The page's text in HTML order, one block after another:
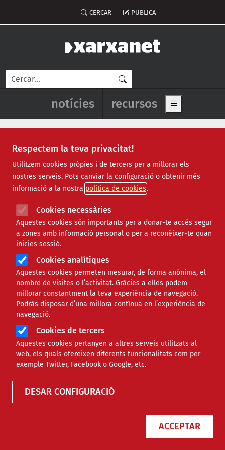
Respectem la teva privacitat!
Utilitzem cookies pròpies i de tercers per a millorar els
nostres serveis. Pots canviar la configuració o obtenir més
informació a la nostra política de cookies
Cookies necessàries
Aquestes cookies són importants per a donar-te accés segur
a zones amb informació personal o per a reconèixer-te quan
inicies sessió.
Cookies analítiques
Aquestes cookies permeten mesurar, de forma anònima, el
nombre de visites o l’activitat. Gràcies a elles podem
millorar constantment la teva experiència de navegació.
Podràs disposar d’una millora contínua en l’experiència de
navegació.
Cookies de tercers
Aquestes cookies pertanyen a altres serveis utilitzats al
web, els quals ofereixen diferents funcionalitats com per
exemple Twitter, Facebook o Google, etc.
DESAR CONFIGURACIÓ
ACCEPTAR
Menú del compte d'usuari
CERCAR PUBLICA
Cerca
Navegació principal de
notícies recursos Show main
Recursos
Tots | Econòmic | Jurídic | Projectes | Tecnològic |
Formació | Finançament | Biblioteca |
Ofertes de feina
Webinars
Finançament
Tipus